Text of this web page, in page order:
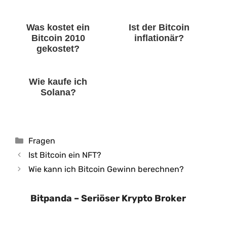
Was kostet ein
Bitcoin 2010
gekostet?
Ist der Bitcoin
inflationär?
Wie kaufe ich
Solana?
Kategorien
Fragen
Ist Bitcoin ein NFT?
Wie kann ich Bitcoin Gewinn berechnen?
Bitpanda – Seriöser Krypto Broker